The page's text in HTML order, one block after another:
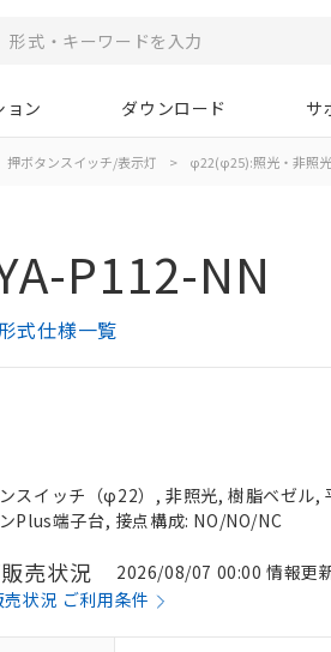
ョン ダウンロード サ
押ボタンスイッチ/表示灯 > φ22(φ25):照光・非照
P112-NN
式仕様一覧
スイッチ（φ22）, 非照光, 樹脂ベゼル,
Plus端子台, 接点構成: NO/NO/NC
売状況
2026/08/07 00:00 情報更
状況 ご利用条件